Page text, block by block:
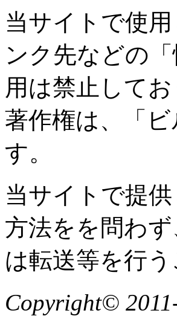
当サイトで使
ンク先などの
用は禁止してお
著作権は、「
す。
当サイトで提
方法をを問わ
は転送等を行
Copyright©